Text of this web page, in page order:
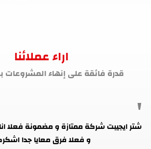
اراء عملائنا
قدرة فائقة على إنهاء المشروعات
و فعلا فرق معايا جدا